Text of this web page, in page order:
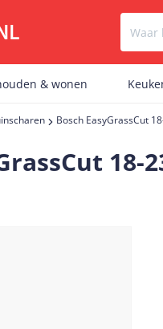
& wonen
Bosch EasyGrassCut